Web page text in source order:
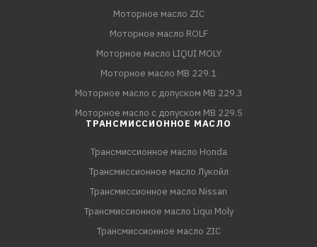
Моторное масло ZIC
Моторное масло ROLF
Моторное масло LIQUI MOLY
Моторное масло MB 229.1
Моторное масло с допуском MB 229.3
Моторное масло с допуском MB 229.5
ТРАНСМИССИОННОЕ МАСЛО
Трансмиссионное масло Honda
Трансмиссионное масло Лукойл
Трансмиссионное масло Nissan
Трансмиссионное масло Liqui Moly
Трансмиссионное масло ZIC